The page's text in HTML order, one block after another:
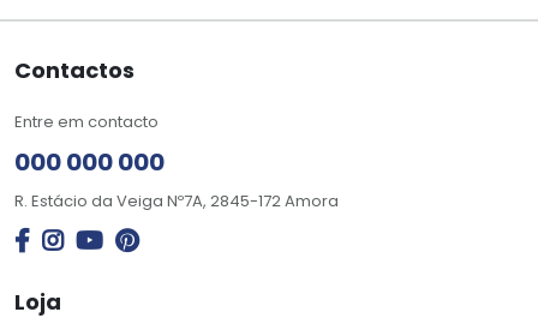
Contactos
Entre em contacto
000 000 000
R. Estácio da Veiga Nº7A, 2845-172 Amora
Loja